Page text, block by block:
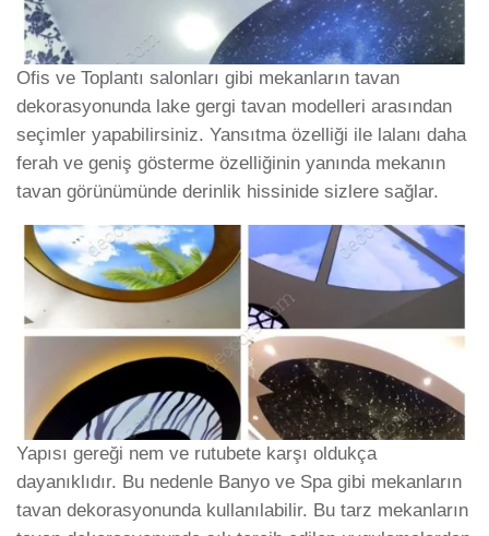
Ofis ve Toplantı salonları gibi mekanların tavan
dekorasyonunda lake gergi tavan modelleri arasından
seçimler yapabilirsiniz. Yansıtma özelliği ile lalanı daha
ferah ve geniş gösterme özelliğinin yanında mekanın
tavan görünümünde derinlik hissinide sizlere sağlar.
Yapısı gereği nem ve rutubete karşı oldukça
dayanıklıdır. Bu nedenle Banyo ve Spa gibi mekanların
tavan dekorasyonunda kullanılabilir. Bu tarz mekanların